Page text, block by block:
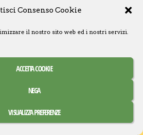
Consenso Cookie
il nostro sito web ed i nostri servizi.
ACCETTA COOKIE
NEGA
VISUALIZZA PREFERENZE
Inglese